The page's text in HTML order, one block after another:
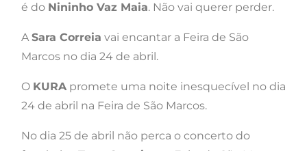
é do Nininho Vaz Maia. Não vai querer perder.
ASara Correia vai encantar a Feira de São
Marcos no dia 24 de abril.
O KURApromete uma noite inesquecível no dia
24 de abril na Feira de São Marcos.
No dia 25 de abril não perca o concerto do